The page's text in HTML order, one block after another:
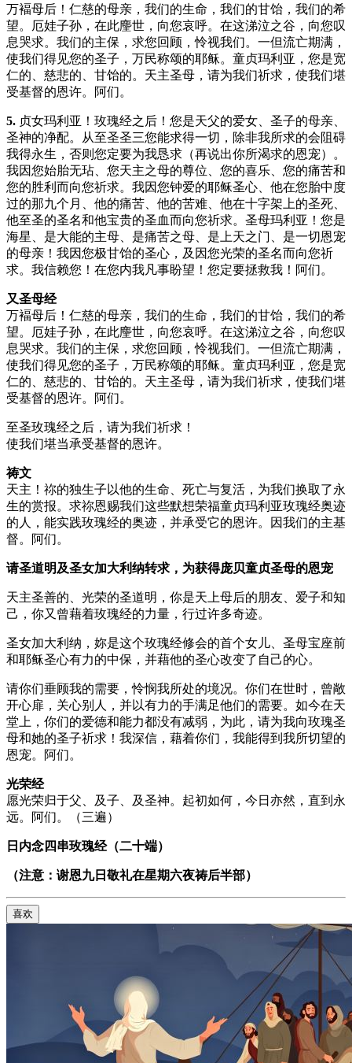
万褔母后！仁慈的母亲，我们的生命，我们的甘饴，我们的希
望。厄娃子孙，在此麈世，向您哀呼。在这涕泣之谷，向您叹
息哭求。我们的主保，求您回顾，怜视我们。一但流亡期满，
使我们得见您的圣子，万民称颂的耶稣。童贞玛利亚，您是宽
仁的、慈悲的、甘饴的。天主圣母，请为我们祈求，使我们堪
受基督的恩许。阿们。
5. 贞女玛利亚！玫瑰经之后！您是天父的爱女、圣子的母亲、
圣神的净配。从至圣圣三您能求得一切，除非我所求的会阻碍
我得永生，否则您定要为我恳求（再说出你所渴求的恩宠）。
我因您始胎无玷、您天主之母的尊位、您的喜乐、您的痛苦和
您的胜利而向您祈求。我因您钟爱的耶稣圣心、他在您胎中度
过的那九个月、他的痛苦、他的苦难、他在十字架上的圣死、
他至圣的圣名和他宝贵的圣血而向您祈求。圣母玛利亚！您是
海星、是大能的主母、是痛苦之母、是上天之门、是一切恩宠
的母亲！我因您极甘饴的圣心，及因您光荣的圣名而向您祈
求。我信赖您！在您内我凡事盼望！您定要拯救我！阿们。
又圣母经
万褔母后！仁慈的母亲，我们的生命，我们的甘饴，我们的希
望。厄娃子孙，在此麈世，向您哀呼。在这涕泣之谷，向您叹
息哭求。我们的主保，求您回顾，怜视我们。一但流亡期满，
使我们得见您的圣子，万民称颂的耶稣。童贞玛利亚，您是宽
仁的、慈悲的、甘饴的。天主圣母，请为我们祈求，使我们堪
受基督的恩许。阿们。
至圣玫瑰经之后，请为我们祈求！
使我们堪当承受基督的恩许。
祷文
天主！祢的独生子以他的生命、死亡与复活，为我们换取了永
生的赏报。求祢恩赐我们这些默想荣福童贞玛利亚玫瑰经奥迹
的人，能实践玫瑰经的奥迹，并承受它的恩许。因我们的主基
督。阿们。
请圣道明及圣女加大利纳转求，为获得庞贝童贞圣母的恩宠
天主圣善的、光荣的圣道明，你是天上母后的朋友、爱子和知
己，你又曾藉着玫瑰经的力量，行过许多奇迹。
圣女加大利纳，妳是这个玫瑰经修会的首个女儿、圣母宝座前
和耶稣圣心有力的中保，并藉他的圣心改变了自己的心。
请你们垂顾我的需要，怜悯我所处的境况。你们在世时，曾敞
开心扉，关心别人，并以有力的手满足他们的需要。如今在天
堂上，你们的爱德和能力都没有减弱，为此，请为我向玫瑰圣
母和她的圣子祈求！我深信，藉着你们，我能得到我所切望的
恩宠。阿们。
光荣经
愿光荣归于父、及子、及圣神。起初如何，今日亦然，直到永
远。阿们。（三遍）
日内念四串玫瑰经（二十端）
（注意：谢恩九日敬礼在星期六夜祷后半部）
喜欢